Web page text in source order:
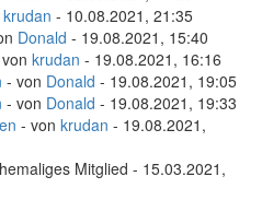
krudan - 10.08.2021, 21:35
Donald - 19.08.2021, 15:40
krudan - 19.08.2021, 16:16
- von Donald - 19.08.2021, 19:05
- von Donald - 19.08.2021, 19:33
- von krudan - 19.08.2021,
Mitglied - 15.03.2021,